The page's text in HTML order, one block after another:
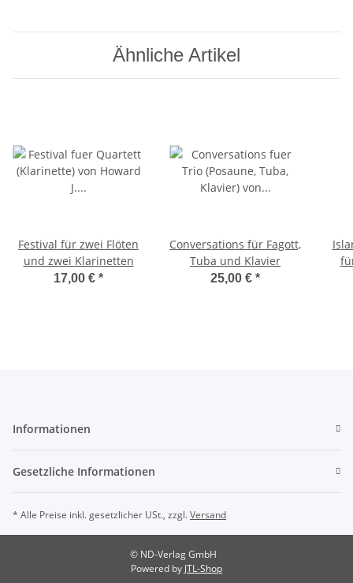
Ähnliche Artikel
Festival für zwei Flöten
und zwei Klarinetten
17,00 € *
Conversations für Fagott,
Tuba und Klavier
25,00 € *
Informationen
Gesetzliche Informationen
* Alle Preise inkl. gesetzlicher USt., zzgl.Versand
© ND-Verlag GmbH
Powered by JTL-Shop